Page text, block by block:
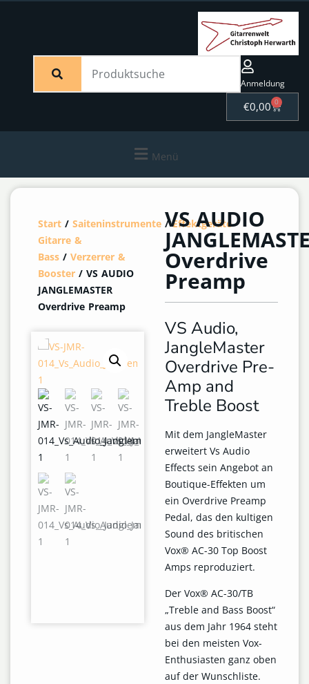
Anmeldung
€0,00 0
Menü
Start / Saiteninstrumente /Effektgeräte
Gitarre &
Bass / Verzerrer &
Booster / VS AUDIO
JANGLEMASTER
Overdrive Preamp
VS AUDIO
Overdrive
Preamp
VS Audio,
JangleMaster
Overdrive Pre-
Amp and
Treble Boost
Mit dem JangleMaster
erweitert Vs Audio
Effects sein Angebot an
Boutique-Effekten um
ein Overdrive Preamp
Pedal, das den kultigen
Sound des britischen
Vox® AC-30 Top Boost
Amps reproduziert.
Der Vox® AC-30/TB
„Treble and Bass Boost“
aus dem Jahr 1964 steht
bei den meisten Vox-
Enthusiasten ganz oben
auf der Wunschliste.